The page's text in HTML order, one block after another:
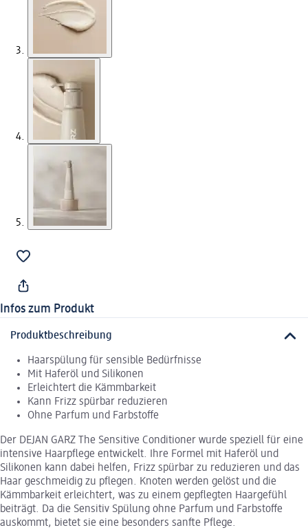
Infos zum Produkt
Produktbeschreibung
Haarspülung für sensible Bedürfnisse
Mit Haferöl und Silikonen
Erleichtert die Kämmbarkeit
Kann Frizz spürbar reduzieren
Ohne Parfum und Farbstoffe
Der DEJAN GARZ The Sensitive Conditioner wurde speziell für eine
intensive Haarpflege entwickelt. Ihre Formel mit Haferöl und
Silikonen kann dabei helfen, Frizz spürbar zu reduzieren und das
Haar geschmeidig zu pflegen. Knoten werden gelöst und die
Kämmbarkeit erleichtert, was zu einem gepflegten Haargefühl
beiträgt. Da die Sensitiv Spülung ohne Parfum und Farbstoffe
auskommt, bietet sie eine besonders sanfte Pflege.